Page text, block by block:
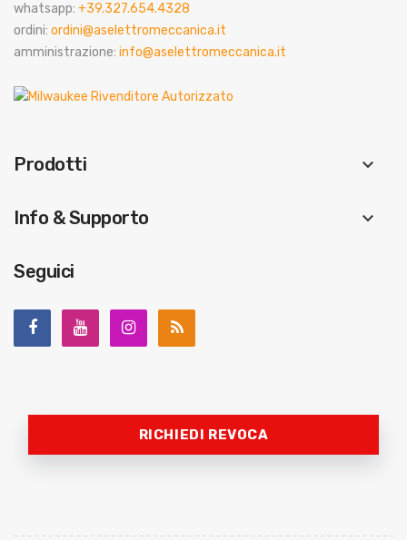
whatsapp: +39.327.654.4328
ordini: ordini@aselettromeccanica.it
amministrazione: info@aselettromeccanica.it
Prodotti keyboard_arrow_down
Info & Supporto keyboard_arrow_down
Seguici
RICHIEDI REVOCA